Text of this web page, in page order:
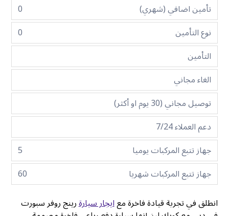
تأمين اضافي (شهري)
0
نوع التأمين
0
التأمين
الغاء مجاني
توصيل مجاني (30 يوم او أكثر)
دعم العملاء 7/24
جهاز تتبع المركبات يوميا
5
جهاز تتبع المركبات شهريا
60
انطلق في تجربة قيادة فاخرة معايجار سيارةرينج روفر سبورت